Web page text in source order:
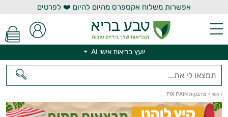
אפשרות משלוח אקספרס מהיום להיום ❤️ לפרטים
יועץ בריאות אישי AI
ראשי > מדבקות FIX PAIN
יועץ בריאות אישי AI